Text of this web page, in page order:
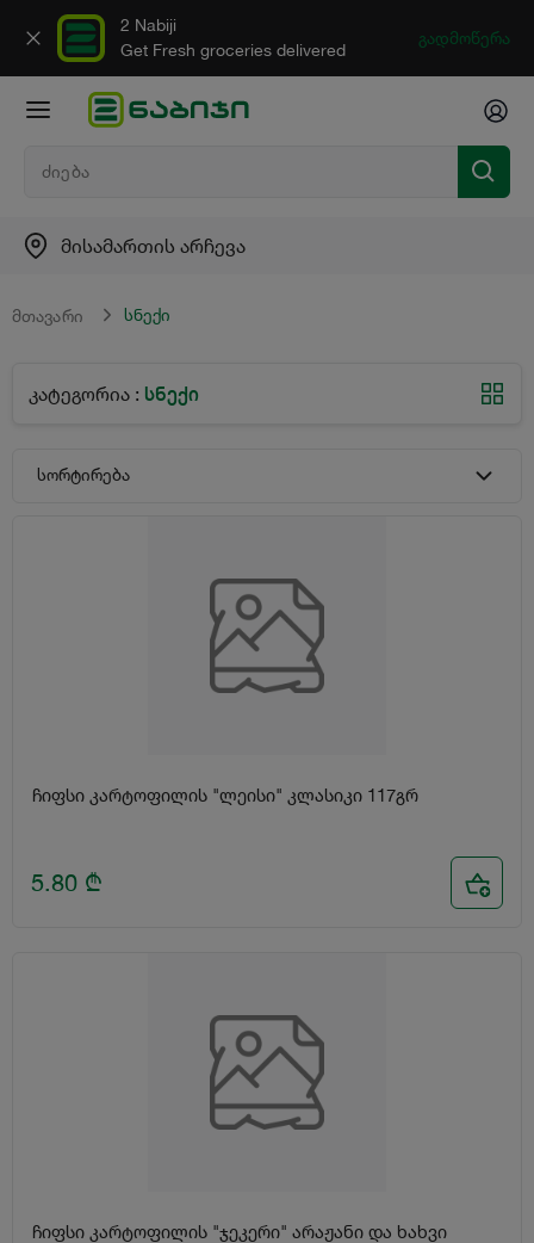
2 Nabiji
Get Fresh groceries delivered
გადმოწერა
მისამართის არჩევა
მთავარი სნექი
კატეგორია : სნექი
სორტირება
ჩიფსი კარტოფილის "ლეისი" კლასიკი 117გრ
5.80 ₾
ჩიფსი კარტოფილის "ჯეკერი" არაჟანი და ხახვი